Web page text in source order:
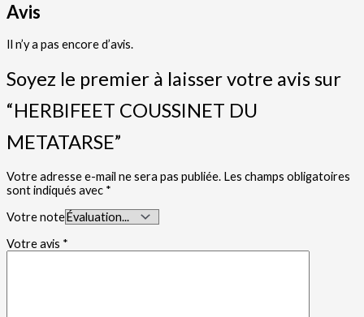
Avis
Il n’y a pas encore d’avis.
Soyez le premier à laisser votre avis sur
“HERBIFEET COUSSINET DU
METATARSE”
Votre adresse e-mail ne sera pas publiée. Les champs obligatoires
sont indiqués avec *
Votre note
Votre avis *